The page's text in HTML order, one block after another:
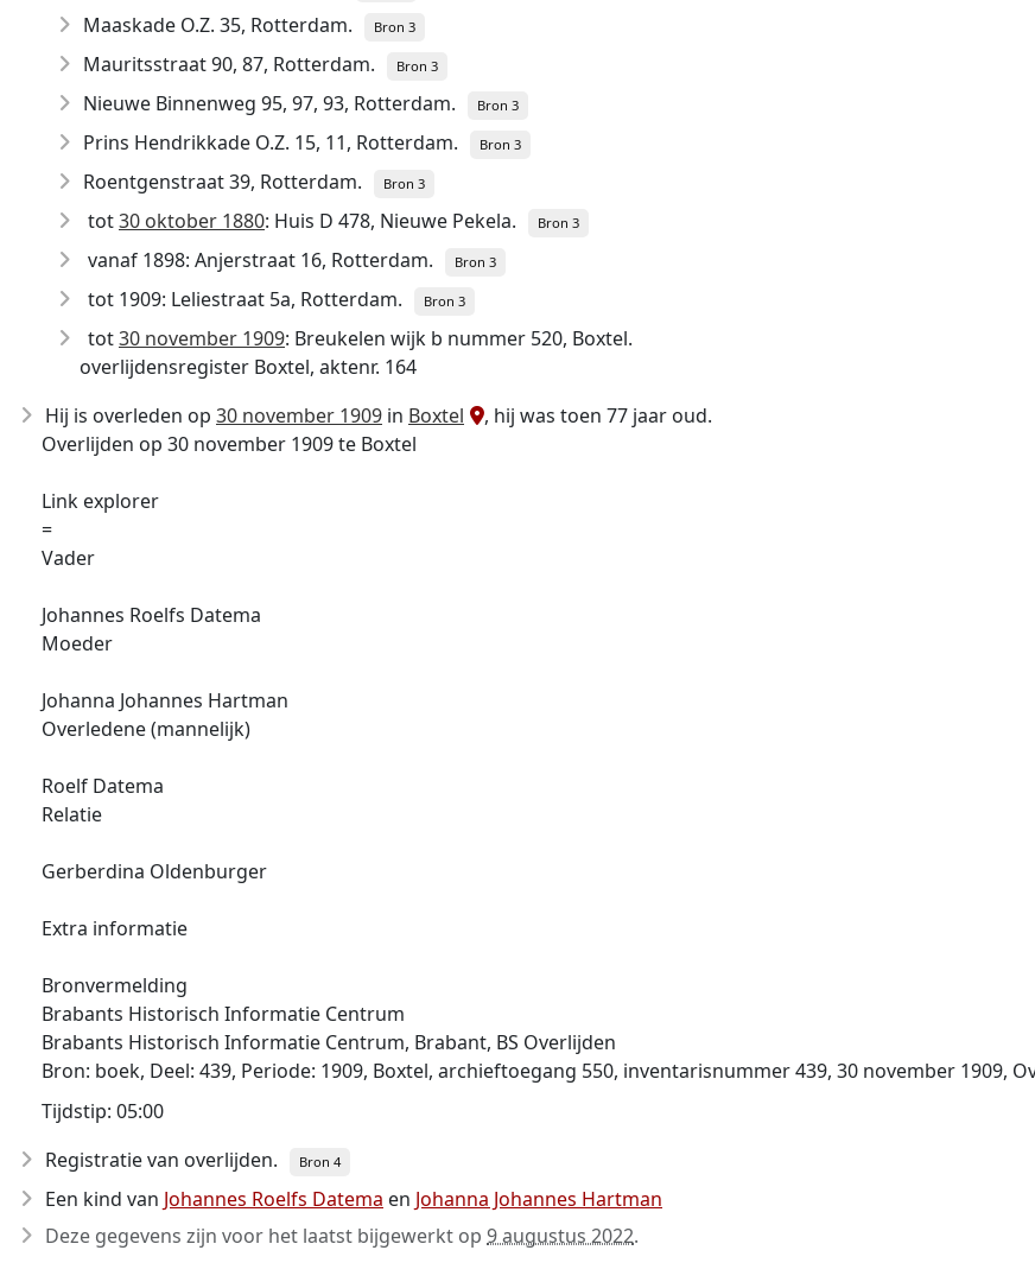
Maaskade O.Z. 35, Rotterdam. Bron 3
Mauritsstraat 90, 87, Rotterdam. Bron 3
Nieuwe Binnenweg 95, 97, 93, Rotterdam. Bron 3
Prins Hendrikkade O.Z. 15, 11, Rotterdam. Bron 3
Roentgenstraat 39, Rotterdam. Bron 3
tot30 oktober 1880: Huis D 478, Nieuwe Pekela. Bron 3
vanaf 1898: Anjerstraat 16, Rotterdam. Bron 3
tot 1909: Leliestraat 5a, Rotterdam. Bron 3
tot30 november 1909: Breukelen wijk b nummer 520, Boxtel.
overlijdensregister Boxtel, aktenr. 164
Hij is overleden op 30 november 1909 in Boxtel
, hij was toen 77 jaar oud.
Overlijden op 30 november 1909 te Boxtel
Link explorer
=
Vader
Johannes Roelfs Datema
Moeder
Johanna Johannes Hartman
Overledene (mannelijk)
Roelf Datema
Relatie
Gerberdina Oldenburger
Extra informatie
Bronvermelding
Brabants Historisch Informatie Centrum
Brabants Historisch Informatie Centrum, Brabant, BS Overlijden
Bron: boek, Deel: 439, Periode: 1909, Boxtel, archieftoegang 550, inventaris­num­mer 439, 30 november 1909,
Tijdstip: 05:00
Registratie van overlijden.
Bron 4
Een kind van Johannes Roelfs Datema en Johanna Johannes Hartman
Deze gegevens zijn voor het laatst bijgewerkt op 9 augustus 2022.